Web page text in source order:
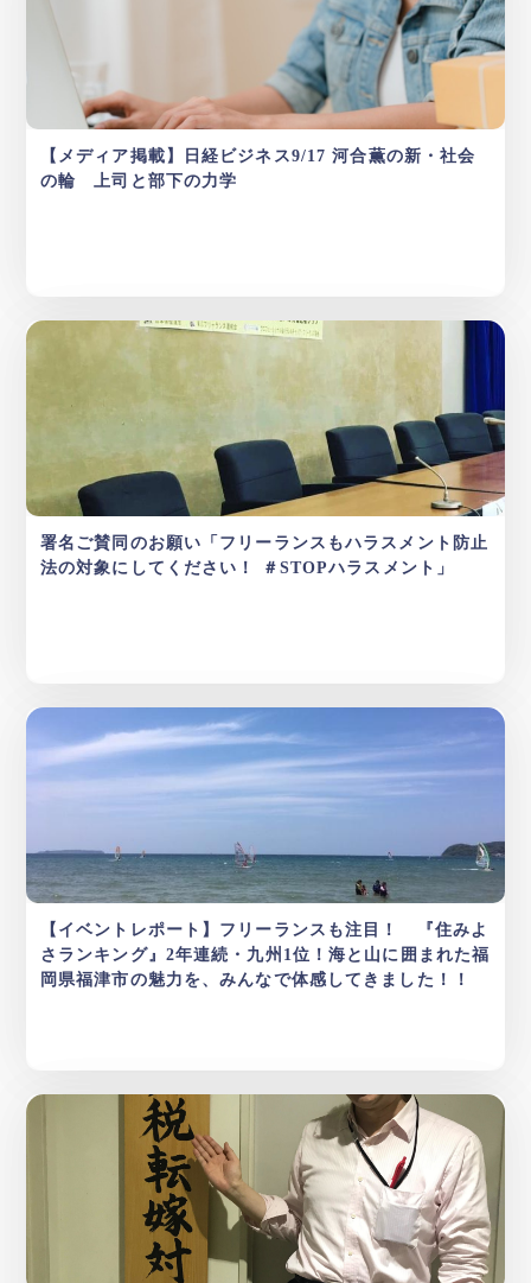
【メディア掲載】日経ビジネス9/17 河合薫の新・社会
の輪 上司と部下の力学
署名ご賛同のお願い「フリーランスもハラスメント防止
法の対象にしてください！ ＃STOPハラスメント」
【イベントレポート】フリーランスも注目！ 『住みよ
さランキング』2年連続・九州1位！海と山に囲まれた福
岡県福津市の魅力を、みんなで体感してきました！！